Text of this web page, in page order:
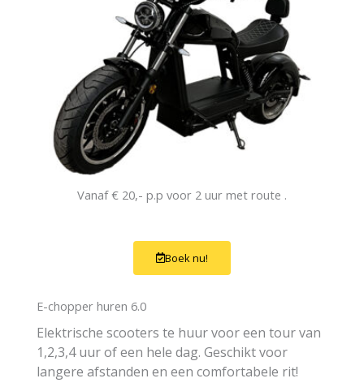
Vanaf € 20,- p.p voor 2 uur met route .
Boek nu!
E-chopper huren 6.0
Elektrische scooters te huur voor een tour van
1,2,3,4 uur of een hele dag. Geschikt voor
langere afstanden en een comfortabele rit!